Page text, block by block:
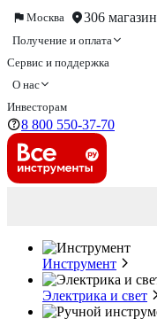
Москва 306
Получение и оплата
Сервис и поддержка
О нас
Инвесторам
8 800 550-37-70
Инструмент
Электрика и свет